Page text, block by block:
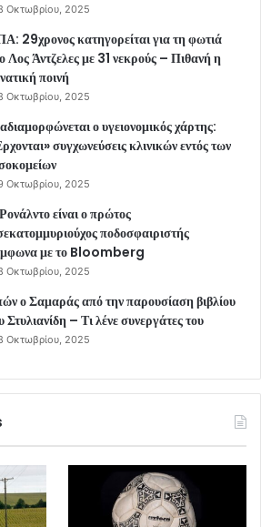
Οκτωβρίου, 2025
29χρονος κατηγορείται για τη φωτιά
Λος Άντζελες με 31 νεκρούς – Πιθανή η
ποινή
Οκτωβρίου, 2025
ο υγειονομικός χάρτης:
συγχωνεύσεις κλινικών εντός των
Οκτωβρίου, 2025
είναι ο πρώτος
ποδοσφαιριστής
με το Bloomberg
Οκτωβρίου, 2025
ο Σαμαράς από την παρουσίαση βιβλίου
Στυλιανίδη – Τι λένε συνεργάτες του
Οκτωβρίου, 2025